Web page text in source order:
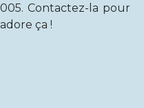
Contactez-la pour
ça !